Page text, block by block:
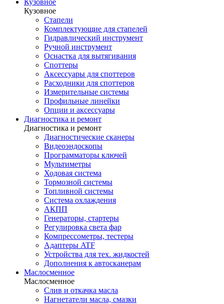
Кузовное
Кузовное
Стапели
Комплектующие для стапелей
Гидравлический инструмент
Ручной инструмент
Оснастка для вытягивания
Споттеры
Аксессуары для споттеров
Расходники для споттеров
Измерительные системы
Профильные линейки
Опции и аксессуары
Диагностика и ремонт
Диагностика и ремонт
Диагностические сканеры
Видеоэндоскопы
Программаторы ключей
Мультиметры
Ходовая система
Тормозной системы
Топливной системы
Система охлаждения
АКПП
Генераторы, стартеры
Регулировка света фар
Компрессометры, тестеры
Адаптеры ATF
Устройства для тех. жидкостей
Дополнения к автосканерам
Маслосменное
Маслосменное
Слив и откачка масла
Нагнетатели масла, смазки